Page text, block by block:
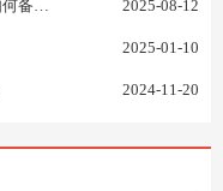
2025-08-12
机动车驾驶人信息变化为什么要备案，如何备案？
2025-01-10
2024-11-20